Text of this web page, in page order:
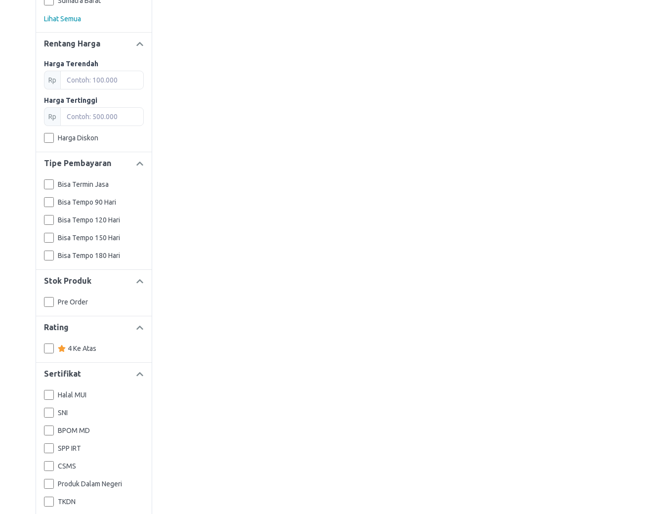
Lihat Semua
Rentang Harga
Harga Terendah
Rp
Harga Tertinggi
Rp
Harga Diskon
Tipe Pembayaran
Bisa Termin Jasa
Bisa Tempo 90 Hari
Bisa Tempo 120 Hari
Bisa Tempo 150 Hari
Bisa Tempo 180 Hari
Stok Produk
Pre Order
Rating
4 Ke Atas
Sertifikat
Halal MUI
SNI
BPOM MD
SPP IRT
CSMS
Produk Dalam Negeri
TKDN